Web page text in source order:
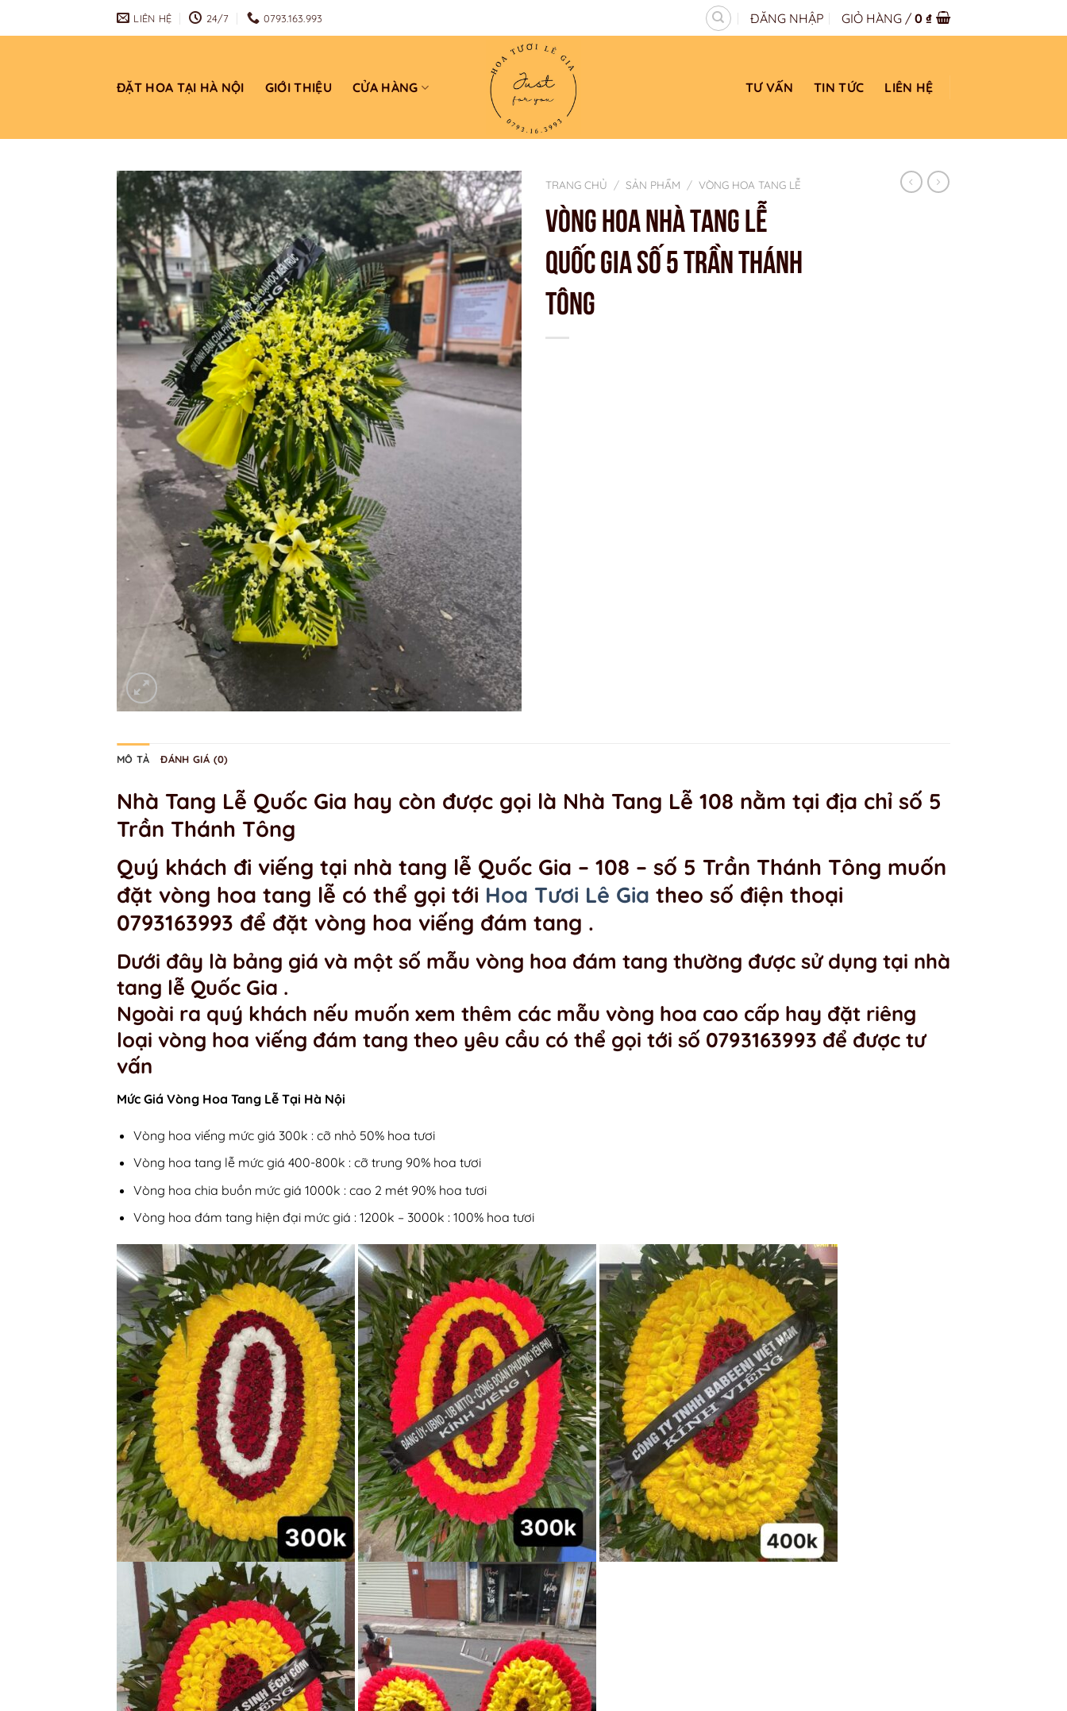
LIÊN HỆ 24/7 0793.163.993 ĐĂNG NHẬP GIỎ HÀNG / 0 ₫
ĐẶT HOA TẠI HÀ NỘI GIỚI THIỆU CỬA HÀNG TƯ VẤN TIN TỨC LIÊN HỆ
TRANG CHỦ / SẢN PHẨM / VÒNG HOA TANG LỄ
VÒNG HOA NHÀ TANG LỄ
QUỐC GIA SỐ 5 TRẦN THÁNH
TÔNG
MÔ TẢ ĐÁNH GIÁ (0)
Nhà Tang Lễ Quốc Gia hay còn được gọi là Nhà Tang Lễ 108 nằm tại địa chỉ số 5
Trần Thánh Tông
Quý khách đi viếng tại nhà tang lễ Quốc Gia – 108 – số 5 Trần Thánh Tông muốn
đặt vòng hoa tang lễ có thể gọi tới Hoa Tươi Lê Gia theo số điện thoại
0793163993 để đặt vòng hoa viếng đám tang .
Dưới đây là bảng giá và một số mẫu vòng hoa đám tang thường được sử dụng tại nhà
tang lễ Quốc Gia .
Ngoài ra quý khách nếu muốn xem thêm các mẫu vòng hoa cao cấp hay đặt riêng
loại vòng hoa viếng đám tang theo yêu cầu có thể gọi tới số 0793163993 để được tư
vấn
Mức Giá Vòng Hoa Tang Lễ Tại Hà Nội
Vòng hoa viếng mức giá 300k : cỡ nhỏ 50% hoa tươi
Vòng hoa tang lễ mức giá 400-800k : cỡ trung 90% hoa tươi
Vòng hoa chia buồn mức giá 1000k : cao 2 mét 90% hoa tươi
Vòng hoa đám tang hiện đại mức giá : 1200k – 3000k : 100% hoa tươi